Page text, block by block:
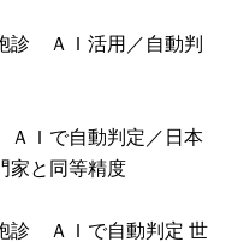
診 ＡＩ活用／自動判
Ｉで自動判定／日本
家と同等精度
診 ＡＩで自動判定 世